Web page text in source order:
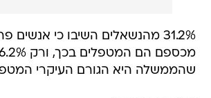
31.2% מהנשאלים השיבו כי
שהממשלה היא הגורם העיקרי